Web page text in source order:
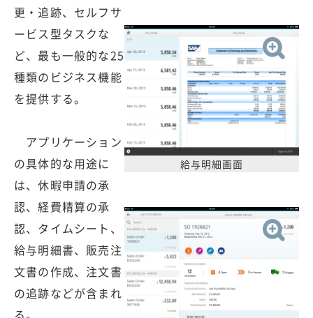
給与明細画面
更・追跡、セルフサ
ービス型タスクな
ど、最も一般的な25
種類のビジネス機能
を提供する。
アプリケーション
の具体的な用途に
は、休暇申請の承
認、経費精算の承
認、タイムシート、
給与明細書、販売注
文書の作成、注文書
の追跡などが含まれ